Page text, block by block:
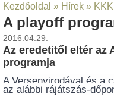
Kezdőoldal » Hírek »
A playoff
2016.04.29.
Az eredetitől eltér az
programja
A Versenyirodával és a
az alábbi rájátszás-